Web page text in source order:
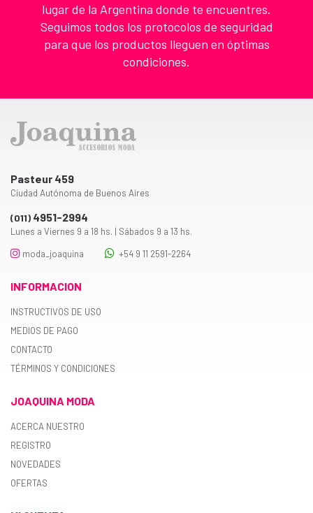
lugar de la Argentina donde te encuentres.
Seguimos todos los protocolos de seguridad
para que los productos lleguen en óptimas
condiciones.
Pasteur 459
Ciudad Autónoma de Buenos Aires
(011) 4951-2994
Lunes a Viernes 9 a 18 hs. | Sábados 9 a 13 hs.
moda_joaquina
+54 9 11 2591-2264
INFORMACION
INSTRUCTIVOS DE USO
MEDIOS DE PAGO
CONTACTO
TÉRMINOS Y CONDICIONES
JOAQUINA MODA
ACERCA NUESTRO
REGISTRO
NOVEDADES
OFERTAS